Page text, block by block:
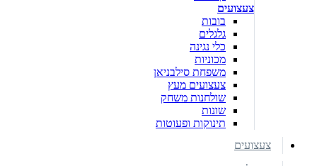
צעצועים
בובות
גלגלים
כלי נגינה
מכוניות
משפחת סילבניאן
צעצועים מעץ
שולחנות משחק
שונות
תינוקות ופעוטות
צעצועים